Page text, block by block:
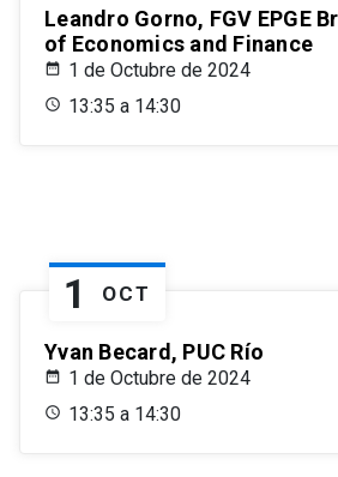
Leandro Gorno, FGV EPGE
of Economics and Finance
1 de Octubre de 2024
13:35 a 14:30
1 OCT
Yvan Becard, PUC Río
1 de Octubre de 2024
13:35 a 14:30